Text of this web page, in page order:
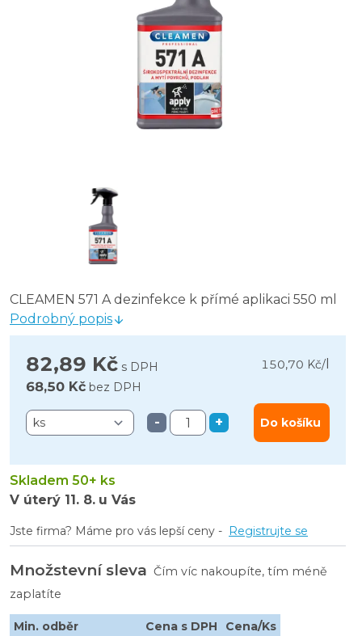
CLEAMEN 571 A dezinfekce k přímé aplikaci 550 ml
Podrobný popis
82,89 Kč s DPH 150,70 Kč/
68,50 Kč bez DPH
- + Do košíku
Skladem 50+ ks
V úterý 11. 8. u Vás
Jste firma? Máme pro vás lepší ceny - Registrujte se
Množstevní sleva Čím víc nakoupíte, tím méně
zaplatíte
Min. odběr Cena s DPH Cena/Ks